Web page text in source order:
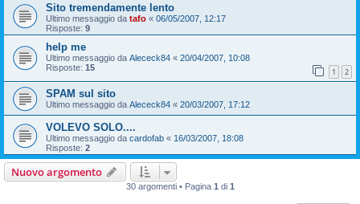
Sito tremendamente lento
Ultimo messaggio da tafo « 06/05/2007, 12:17
Risposte: 9
help me
Ultimo messaggio da Alececk84 « 20/04/2007, 10:08
Risposte: 15 1 2
SPAM sul sito
Ultimo messaggio da Alececk84 « 20/03/2007, 17:12
VOLEVO SOLO....
Ultimo messaggio da cardofab « 16/03/2007, 18:08
Risposte: 2
Nuovo argomento
30 argomenti • Pagina 1 di 1